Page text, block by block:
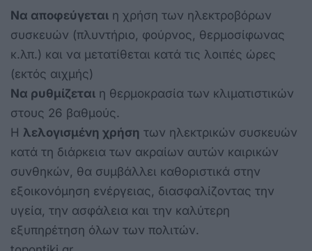
Nα αποφεύγεται η χρήση των ηλεκτροβόρων
συσκευών (πλυντήριο, φούρνος, θερμοσίφωνας
κ.λπ.) και να μετατίθεται κατά τις λοιπές ώρες
(εκτός αιχμής)
Nα ρυθμίζεται η θερμοκρασία των κλιματιστικών
στους 26 βαθμούς.
Η λελογισμένη χρήση των ηλεκτρικών συσκευών
κατά τη διάρκεια των ακραίων αυτών καιρικών
συνθηκών, θα συμβάλλει καθοριστικά στην
εξοικονόμηση ενέργειας, διασφαλίζοντας την
υγεία, την ασφάλεια και την καλύτερη
εξυπηρέτηση όλων των πολιτών.